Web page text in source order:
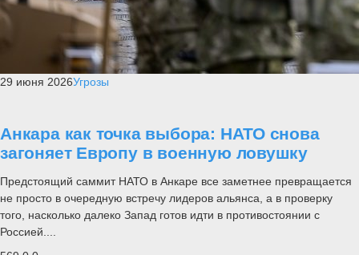
29 июня 2026Угрозы
Анкара как точка выбора: НАТО снова
загоняет Европу в военную ловушку
Предстоящий саммит НАТО в Анкаре все заметнее превращается
не просто в очередную встречу лидеров альянса, а в проверку
того, насколько далеко Запад готов идти в противостоянии с
Россией....